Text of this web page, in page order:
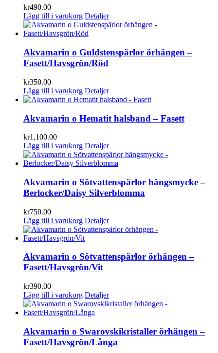
kr490.00
Lägg till i varukorg Detaljer
Akvamarin o Guldstenspärlor örhängen –
Fasett/Havsgrön/Röd
kr350.00
Lägg till i varukorg Detaljer
Akvamarin o Hematit halsband – Fasett
kr1,100.00
Lägg till i varukorg Detaljer
Akvamarin o Sötvattenspärlor hängsmycke –
Berlocker/Daisy Silverblomma
kr750.00
Lägg till i varukorg Detaljer
Akvamarin o Sötvattenspärlor örhängen –
Fasett/Havsgrön/Vit
kr390.00
Lägg till i varukorg Detaljer
Akvamarin o Swarovskikristaller örhängen –
Fasett/Havsgrön/Långa